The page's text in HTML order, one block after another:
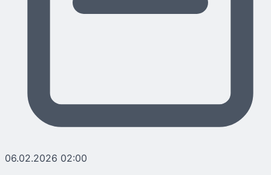
06.02.2026 02:00